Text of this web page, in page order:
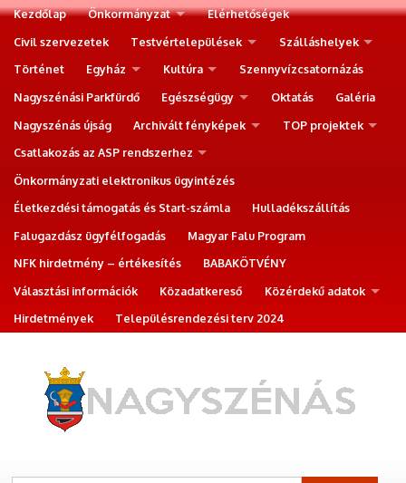
Kezdőlap Önkormányzat
Elérhetőségek
Civil szervezetek
Testvértelepülések
Szálláshelyek
Történet
Egyház Kultúra
Szennyvízcsatornázás
Nagyszénási Parkfürdő
Egészségügy Oktatás
Galéria
Nagyszénás újság
Archivált fényképek
TOP projektek
Csatlakozás az ASP rendszerhez
Önkormányzati elektronikus ügyintézés
Életkezdési támogatás és Start-számla
Hulladékszállítás
Falugazdász ügyfélfogadás
Magyar Falu Program
NFK hirdetmény – értékesítés
BABAKÖTVÉNY
Választási információk
Közadatkereső
Közérdekű adatok
Hirdetmények
Településrendezési terv 2024